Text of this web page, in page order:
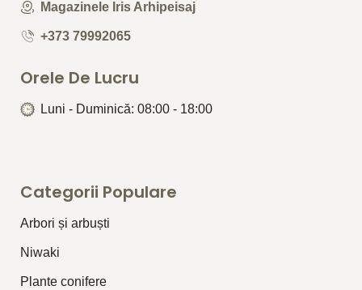
Magazinele Iris Arhipeisaj
+373 79992065
Orele De Lucru
Luni - Duminică: 08:00 - 18:00
Categorii Populare
Arbori și arbuști
⁠Niwaki
Plante conifere